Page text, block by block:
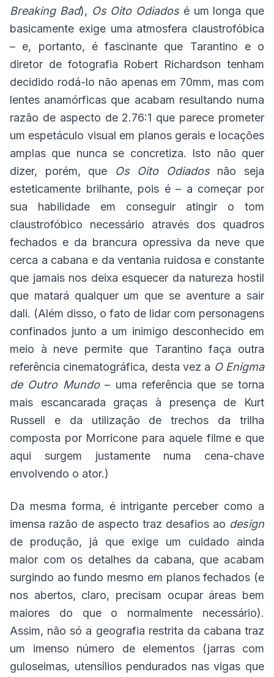
Breaking Bad), Os Oito Odiadosé um longa que
basicamente exige uma atmosfera claustrofóbica
– e, portanto, é fascinante que Tarantino e o
diretor de fotografia Robert Richardson tenham
decidido rodá-lo não apenas em 70mm, mas com
lentes anamórficas que acabam resultando numa
razão de aspecto de 2.76:1 que parece prometer
um espetáculo visual em planos gerais e locações
amplas que nunca se concretiza. Isto não quer
dizer, porém, que
Os Oito Odiadosnão seja
esteticamente brilhante, pois é – a começar por
sua habilidade em conseguir atingir o tom
claustrofóbico necessário através dos quadros
fechados e da brancura opressiva da neve que
cerca a cabana e da ventania ruidosa e constante
que jamais nos deixa esquecer da natureza hostil
que matará qualquer um que se aventure a sair
dali. (Além disso, o fato de lidar com personagens
confinados junto a um inimigo desconhecido em
meio à neve permite que Tarantino faça outra
referência cinematográfica, desta vez a O Enigma
de Outro Mundo– uma referência que se torna
mais escancarada graças à presença de Kurt
Russell e da utilização de trechos da trilha
composta por Morricone para aquele filme e que
aqui surgem justamente numa cena-chave
envolvendo o ator.)
Da mesma forma, é intrigante perceber como a
imensa razão de aspecto traz desafios ao design
de produção, já que exige um cuidado ainda
maior com os detalhes da cabana, que acabam
surgindo ao fundo mesmo em planos fechados (e
nos abertos, claro, precisam ocupar áreas bem
maiores do que o normalmente necessário).
Assim, não só a geografia restrita da cabana traz
um imenso número de elementos (jarras com
guloseimas, utensílios pendurados nas vigas que